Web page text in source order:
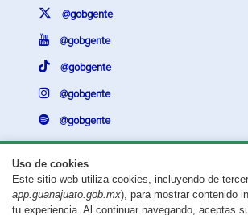
Uso de cookies
Este sitio web utiliza cookies, incluyendo de
app.guanajuato.gob.mx), para mostrar contenido
tu experiencia. Al continuar navegando, aceptas
@gobgente
@gobgente
@gobgente
@gobgente
@gobgente
¿Existe algún problema con esta página?